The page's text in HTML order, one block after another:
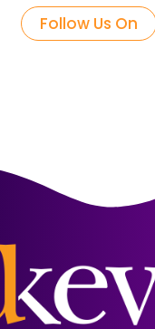
Follow Us On